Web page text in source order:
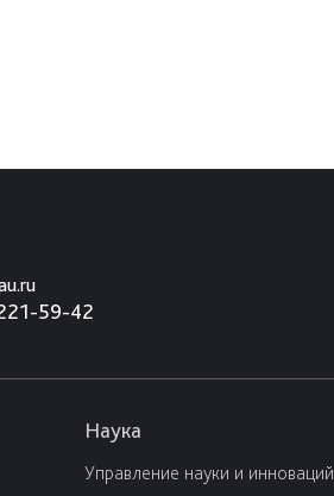
59-42
Наука
Управление науки и инноваций